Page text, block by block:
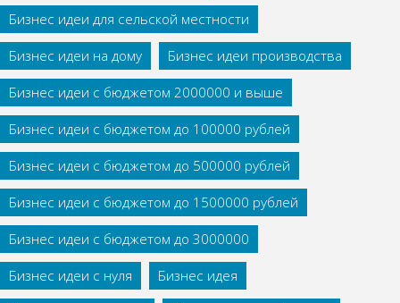
Бизнес идеи для сельской местности
Бизнес идеи на дому
Бизнес идеи производства
Бизнес идеи с бюджетом 2000000 и выше
Бизнес идеи с бюджетом до 100000 рублей
Бизнес идеи с бюджетом до 500000 рублей
Бизнес идеи с бюджетом до 1500000 рублей
Бизнес идеи с бюджетом до 3000000
Бизнес идеи с нуля
Бизнес идея